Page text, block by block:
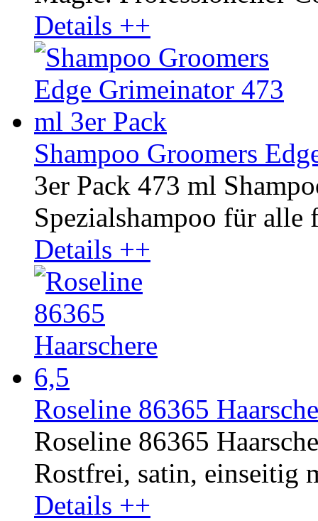
Details ++
Shampoo Groomers
3er Pack 473 ml
Spezialshampoo für alle
Details ++
Roseline 86365
Roseline 86365
Rostfrei, satin, einseitig
Details ++